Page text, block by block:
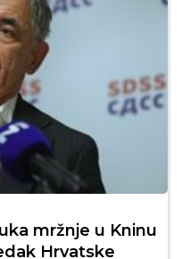
mržnje u Kninu
Hrvatske